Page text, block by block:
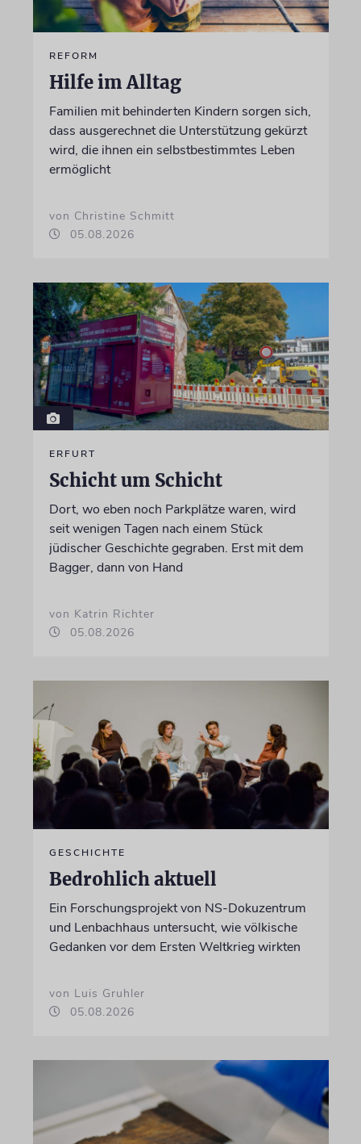
REFORM
Hilfe im Alltag
Familien mit behinderten Kindern sorgen sich,
dass ausgerechnet die Unterstützung gekürzt
wird, die ihnen ein selbstbestimmtes Leben
ermöglicht
von Christine Schmitt
05.08.2026
ERFURT
Schicht um Schicht
Dort, wo eben noch Parkplätze waren, wird
seit wenigen Tagen nach einem Stück
jüdischer Geschichte gegraben. Erst mit dem
Bagger, dann von Hand
von Katrin Richter
05.08.2026
GESCHICHTE
Bedrohlich aktuell
Ein Forschungsprojekt von NS-Dokuzentrum
und Lenbachhaus untersucht, wie völkische
Gedanken vor dem Ersten Weltkrieg wirkten
von Luis Gruhler
05.08.2026